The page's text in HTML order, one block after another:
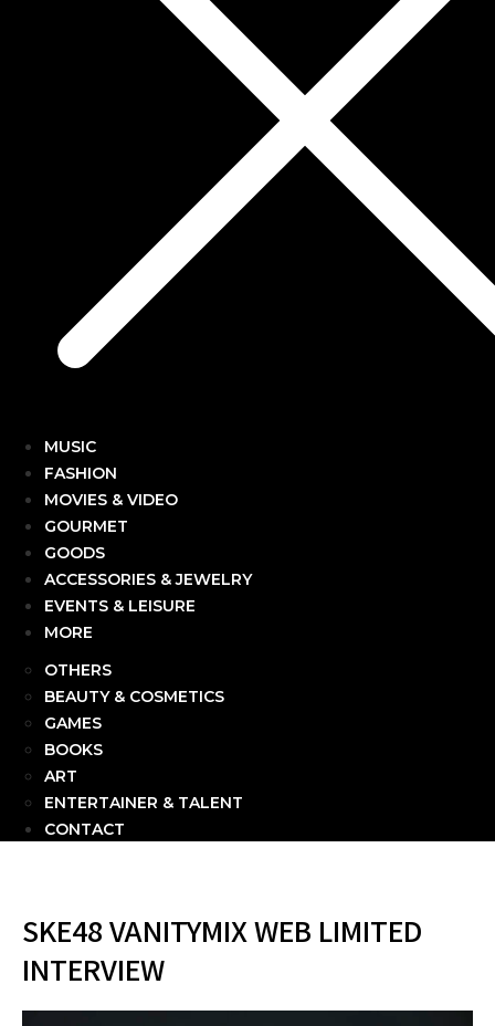
MUSIC
FASHION
MOVIES & VIDEO
GOURMET
GOODS
ACCESSORIES & JEWELRY
EVENTS & LEISURE
MORE
OTHERS
BEAUTY & COSMETICS
GAMES
BOOKS
ART
ENTERTAINER & TALENT
CONTACT
SKE48 VANITYMIX WEB LIMITED
INTERVIEW